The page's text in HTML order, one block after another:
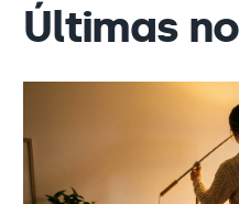
Últimas